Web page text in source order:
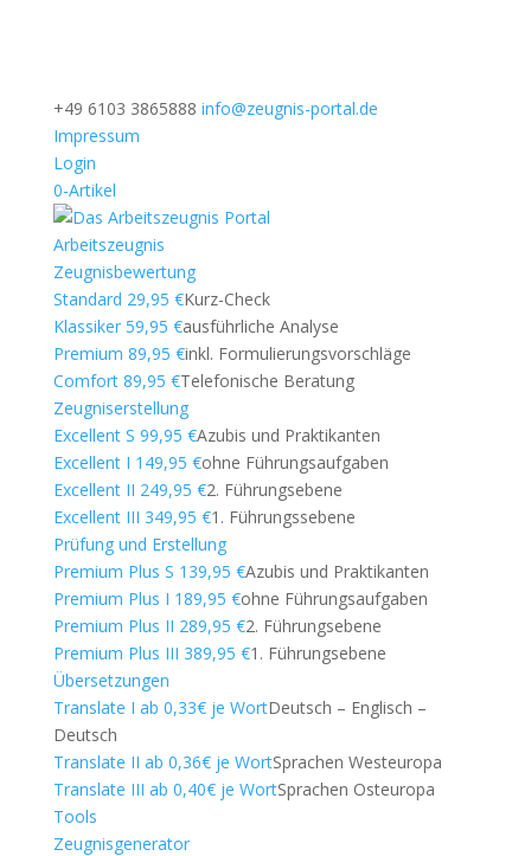
+49 6103 3865888 info@zeugnis-portal.de
Impressum
Login
0-Artikel
Arbeitszeugnis
Zeugnisbewertung
Standard 29,95 €Kurz-Check
Klassiker 59,95 €ausführliche Analyse
Premium 89,95 €inkl. Formulierungsvorschläge
Comfort 89,95 €Telefonische Beratung
Zeugniserstellung
Excellent S 99,95 €Azubis und Praktikanten
Excellent I 149,95 €ohne Führungsaufgaben
Excellent II 249,95 €2. Führungsebene
Excellent III 349,95 €1. Führungssebene
Prüfung und Erstellung
Premium Plus S 139,95 €Azubis und Praktikanten
Premium Plus I 189,95 €ohne Führungsaufgaben
Premium Plus II 289,95 €2. Führungsebene
Premium Plus III 389,95 €1. Führungsebene
Übersetzungen
Translate I ab 0,33€ je WortDeutsch – Englisch –
Deutsch
Translate II ab 0,36€ je WortSprachen Westeuropa
Translate III ab 0,40€ je WortSprachen Osteuropa
Tools
Zeugnisgenerator